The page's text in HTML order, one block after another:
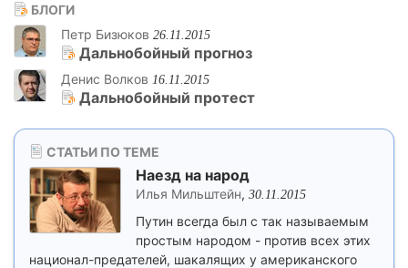
БЛОГИ
Петр Бизюков 26.11.2015
Дальнобойный прогноз
Денис Волков 16.11.2015
Дальнобойный протест
СТАТЬИ ПО ТЕМЕ
Наезд на народ
Илья Мильштейн, 30.11.2015
Путин всегда был с так называемым
простым народом - против всех этих
национал-предателей, шакалящих у американского